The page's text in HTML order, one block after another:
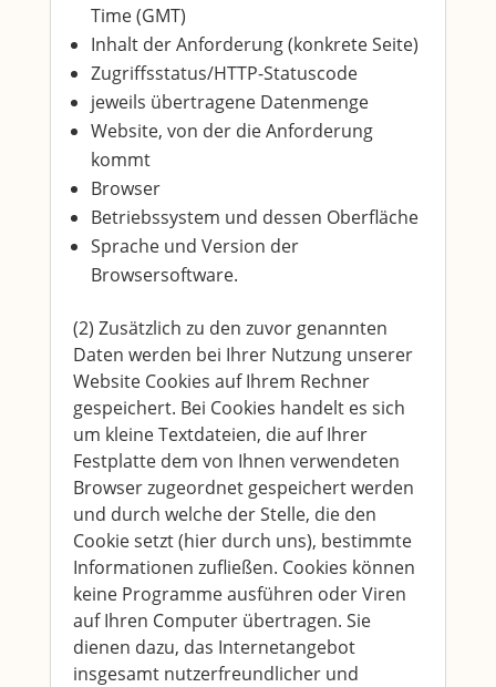
Time (GMT)
Inhalt der Anforderung (konkrete Seite)
Zugriffsstatus/HTTP-Statuscode
jeweils übertragene Datenmenge
Website, von der die Anforderung
kommt
Browser
Betriebssystem und dessen Oberfläche
Sprache und Version der
Browsersoftware.
(2) Zusätzlich zu den zuvor genannten
Daten werden bei Ihrer Nutzung unserer
Website Cookies auf Ihrem Rechner
gespeichert. Bei Cookies handelt es sich
um kleine Textdateien, die auf Ihrer
Festplatte dem von Ihnen verwendeten
Browser zugeordnet gespeichert werden
und durch welche der Stelle, die den
Cookie setzt (hier durch uns), bestimmte
Informationen zufließen. Cookies können
keine Programme ausführen oder Viren
auf Ihren Computer übertragen. Sie
dienen dazu, das Internetangebot
insgesamt nutzerfreundlicher und